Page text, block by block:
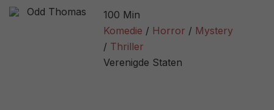
6,8/ 62371
37%/ 46
100 Min
Komedie
Horror
Mystery
Thriller
Verenigde Staten